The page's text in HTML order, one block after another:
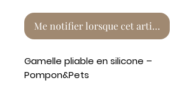
Me notifier lorsque cet article est
Gamelle pliable en silicone –
Pompon&Pets